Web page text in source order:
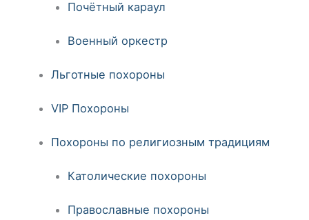
Почётный караул
Военный оркестр
Льготные похороны
VIP Похороны
Похороны по религиозным традициям
Католические похороны
Православные похороны